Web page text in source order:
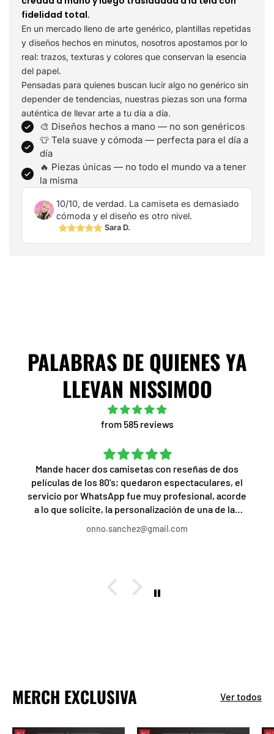
fidelidad total.
En un mercado lleno de arte genérico, plantillas repetidas
y diseños hechos en minutos, nosotros apostamos por lo
real: trazos, texturas y colores que conservan la esencia
del papel.
Pensadas para quienes buscan lucir algo no genérico sin
depender de tendencias, nuestras piezas son una forma
auténtica de llevar arte a tu día a día.
🎨 Diseños hechos a mano — no son genéricos
👕 Tela suave y cómoda — perfecta para el día a
día
🔥 Piezas únicas — no todo el mundo va a tener
la misma
10/10, de verdad. La camiseta es demasiado
cómoda y el diseño es otro nivel.
Sara D.
PALABRAS DE QUIENES YA
LLEVAN NISSIMOO
from 585 reviews
Mande hacer dos camisetas con reseñas de dos
películas de los 80's; quedaron espectaculares, el
servicio por WhatsApp fue muy profesional, acorde
a lo que solicite, la personalización de una de las
camisetas a mi gusto fue lo mejor, el trato, servicio
y rapidez, increíble, recomendado al 1000%
onno.sanchez@gmail.com
MERCH EXCLUSIVA Ver todos